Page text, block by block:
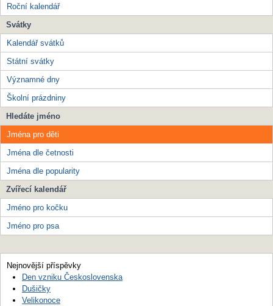
Roční kalendář
Svátky
Kalendář svátků
Státní svátky
Významné dny
Školní prázdniny
Hledáte jméno
Jména pro děti
Jména dle četnosti
Jména dle popularity
Zvířecí kalendář
Jméno pro kočku
Jméno pro psa
Nejnovější příspěvky
Den vzniku Československa
Dušičky
Velikonoce